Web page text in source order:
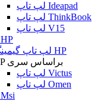
لپ تاپ Ideapad
لپ تاپ ThinkBook
لپ تاپ V15
لپ تاپ HP
لپ تاپ گیمینگ HP
HP براساس سری
لپ تاپ Victus
لپ تاپ Omen
لپ تاپ Msi